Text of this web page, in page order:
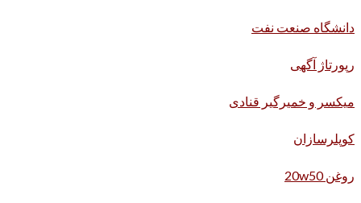
دانشگاه صنعت نفت
رپورتاژ آگهی
میکسر و خمیرگیر قنادی
کوپلرسازان
روغن 20w50